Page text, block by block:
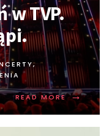
w TVP.
,
READ MORE →